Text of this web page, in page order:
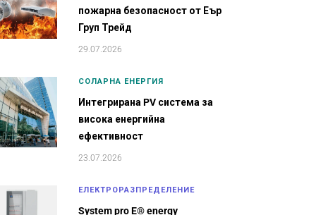
пожарна безопасност от Еър
Груп Трейд
29.07.2026
СОЛАРНА ЕНЕРГИЯ
Интегрирана PV система за
висока енергийна
ефективност
23.07.2026
ЕЛЕКТРОРАЗПРЕДЕЛЕНИЕ
System pro E® energy